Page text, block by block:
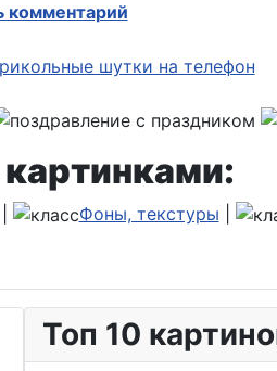
комментарий
Фоны, текстуры
Топ 10